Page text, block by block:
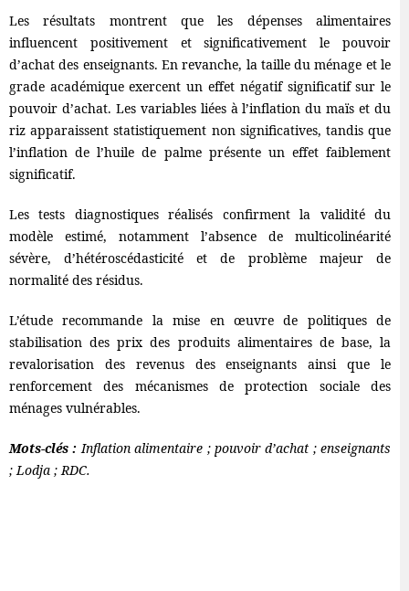
Les résultats montrent que les dépenses alimentaires
influencent positivement et significativement le pouvoir
d’achat des enseignants. En revanche, la taille du ménage et le
grade académique exercent un effet négatif significatif sur le
pouvoir d’achat. Les variables liées à l’inflation du maïs et du
riz apparaissent statistiquement non significatives, tandis que
l’inflation de l’huile de palme présente un effet faiblement
significatif.
Les tests diagnostiques réalisés confirment la validité du
modèle estimé, notamment l’absence de multicolinéarité
sévère, d’hétéroscédasticité et de problème majeur de
normalité des résidus.
L’étude recommande la mise en œuvre de politiques de
stabilisation des prix des produits alimentaires de base, la
revalorisation des revenus des enseignants ainsi que le
renforcement des mécanismes de protection sociale des
ménages vulnérables.
Mots-clés :Inflation alimentaire ; pouvoir d’achat ; enseignants
; Lodja ; RDC.